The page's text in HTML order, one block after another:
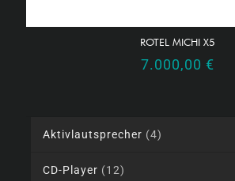
ROTEL MICHI X5
7.000,00 €
Aktivlautsprecher (4)
CD-Player (12)